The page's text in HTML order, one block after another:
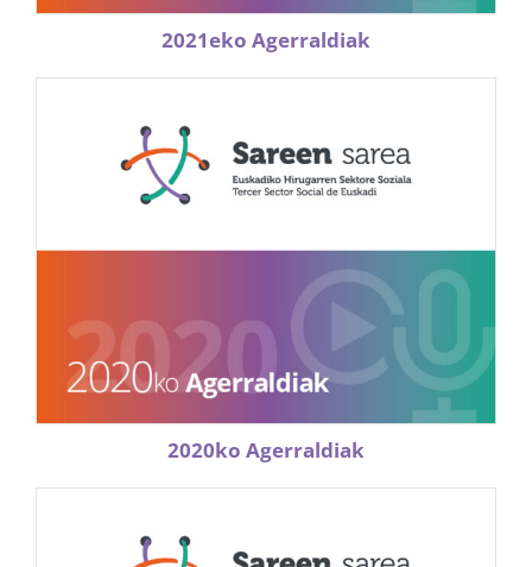
2021eko Agerraldiak
2020ko Agerraldiak